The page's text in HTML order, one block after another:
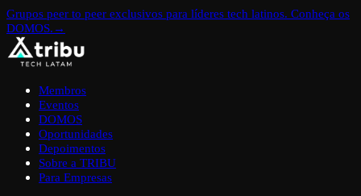
Grupos peer to peer exclusivos para líderes tech latinos. Conheça os
DOMOS. →
Membros
Eventos
DOMOS
Oportunidades
Depoimentos
Sobre a TRIBU
Para Empresas